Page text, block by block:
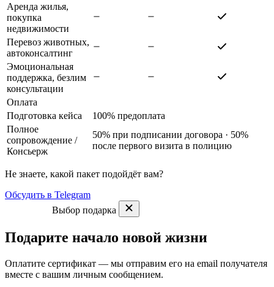
Аренда жилья,
покупка
недвижимости
Перевоз животных,
автоконсалтинг
Эмоциональная
поддержка, безлим
консультации
Оплата
Подготовка кейса
100% предоплата
Полное
сопровождение /
Консьерж
50% при подписании договора · 50%
после первого визита в полицию
Не знаете, какой пакет подойдёт вам?
Обсудить в Telegram
Выбор подарка
Подарите начало новой жизни
Оплатите сертификат — мы отправим его на email получателя
вместе с вашим личным сообщением.